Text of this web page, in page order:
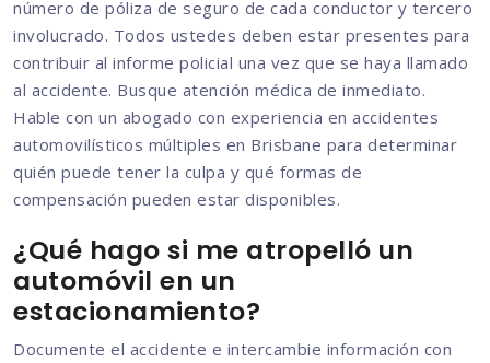
número de póliza de seguro de cada conductor y tercero
involucrado. Todos ustedes deben estar presentes para
contribuir al informe policial una vez que se haya llamado
al accidente. Busque atención médica de inmediato.
Hable con un abogado con experiencia en accidentes
automovilísticos múltiples en Brisbane para determinar
quién puede tener la culpa y qué formas de
compensación pueden estar disponibles.
¿Qué hago si me atropelló un
automóvil en un
estacionamiento?
Documente el accidente e intercambie información con